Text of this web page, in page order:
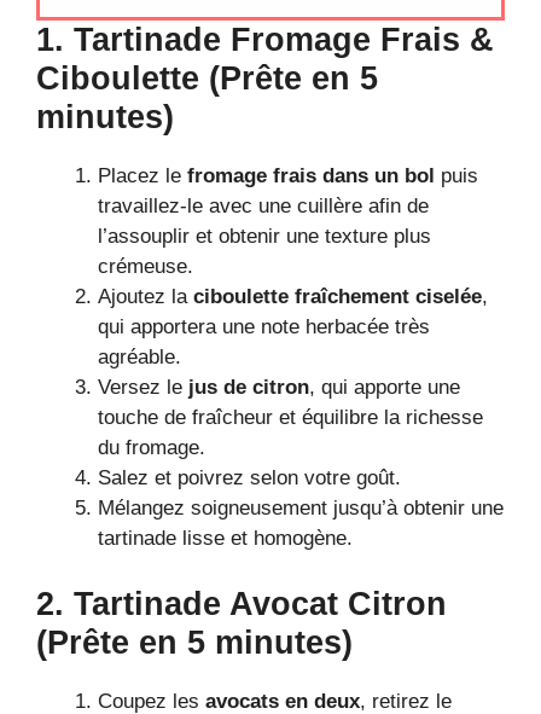
1. Tartinade Fromage Frais &
Ciboulette (Prête en 5
minutes)
Placez le fromage frais dans un bol puis
travaillez-le avec une cuillère afin de
l’assouplir et obtenir une texture plus
crémeuse.
Ajoutez la ciboulette fraîchement ciselée,
qui apportera une note herbacée très
agréable.
Versez le jus de citron, qui apporte une
touche de fraîcheur et équilibre la richesse
du fromage.
Salez et poivrez selon votre goût.
Mélangez soigneusement jusqu’à obtenir une
tartinade lisse et homogène.
2. Tartinade Avocat Citron
(Prête en 5 minutes)
Coupez les avocats en deux, retirez le